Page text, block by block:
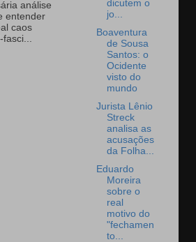
análise
entender
caos
dicutem o
jo...
Boaventura
de Sousa
Santos: o
Ocidente
visto do
mundo
Jurista Lênio
Streck
analisa as
acusações
da Folha...
Eduardo
Moreira
sobre o
real
motivo do
"fechamen
to...